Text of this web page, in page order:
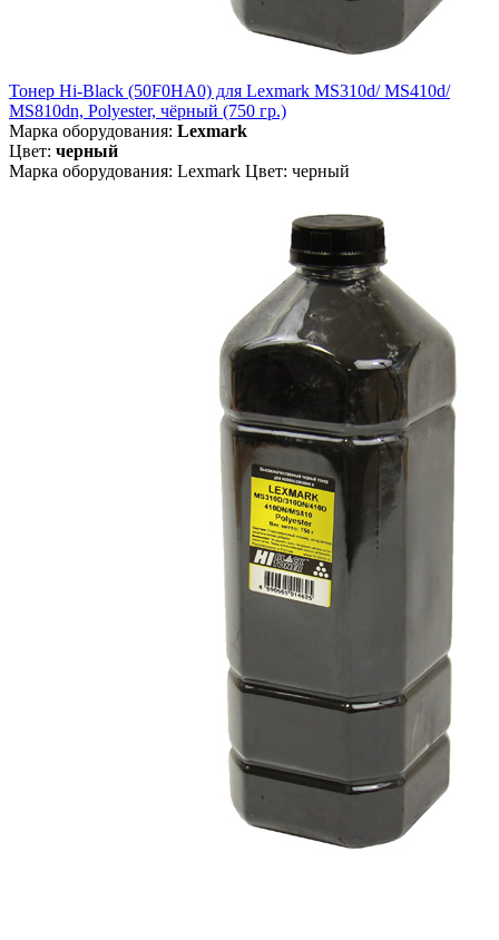
Тонер Hi-Black (50F0HA0) для Lexmark MS310d/ MS410d/
MS810dn, Polyester, чёрный (750 гр.)
Марка оборудования: Lexmark
Цвет: черный
Марка оборудования: Lexmark Цвет: черный